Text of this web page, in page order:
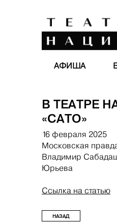
АФИША
В ТЕАТРЕ
«САТО»
16 февраля 2025
Московская
Владимир
Юрьева
Ссылка на статью
НАЗАД